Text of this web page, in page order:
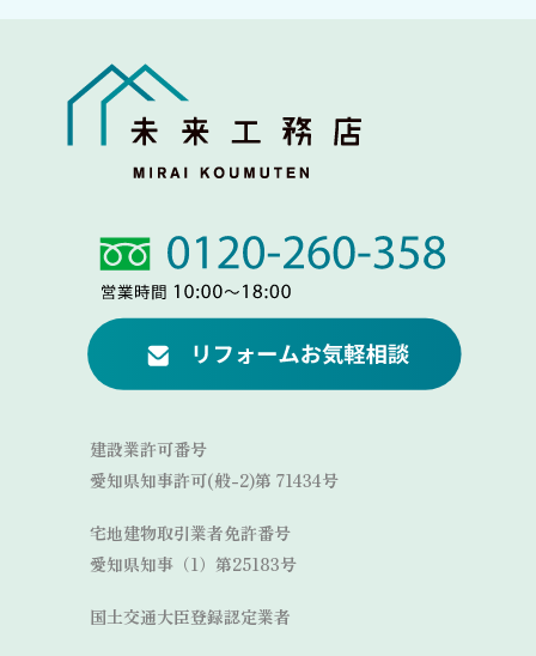
Link
Link
建設業許可番号
愛知県知事許可(般-2)第 71434号
宅地建物取引業者免許番号
愛知県知事（1）第25183号
国土交通大臣登録認定業者